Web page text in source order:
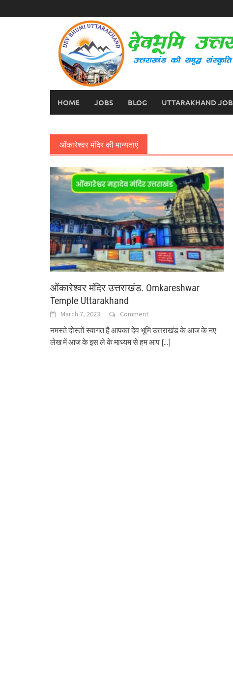
to
HOME JOBS BLOG UTTARAKHAND JOB
ओंकारेश्वर मंदिर की मान्यताएं
ओंकारेश्वर मंदिर उत्तराखंड. Omkareshwar
Temple Uttarakhand
March 7, 2023 Comment
नमस्ते दोस्तों स्वागत है आपका देव भूमि उत्तराखंड के आज के नए
लेख में आज के इस ले के माध्यम से हम आप [...]